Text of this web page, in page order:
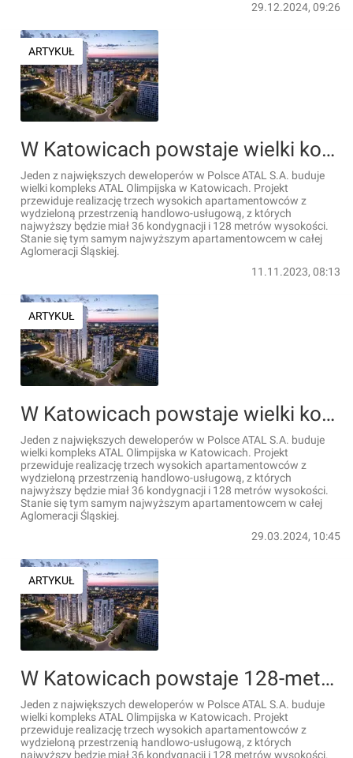
29.12.2024, 09:26
ARTYKUŁ
W Katowicach powstaje wielki kompleks ATAL Olimpijska ze 128-metrowym wieżowcem [FILMY+WIZUALIZACJE]
Jeden z największych deweloperów w Polsce ATAL S.A. buduje
wielki kompleks ATAL Olimpijska w Katowicach. Projekt
przewiduje realizację trzech wysokich apartamentowców z
wydzieloną przestrzenią handlowo-usługową, z których
najwyższy będzie miał 36 kondygnacji i 128 metrów wysokości.
Stanie się tym samym najwyższym apartamentowcem w całej
Aglomeracji Śląskiej.
11.11.2023, 08:13
ARTYKUŁ
W Katowicach powstaje wielki kompleks ATAL Olimpijska ze 128-metrowym wieżowcem [FILM+WiZUALIZACJE]
Jeden z największych deweloperów w Polsce ATAL S.A. buduje
wielki kompleks ATAL Olimpijska w Katowicach. Projekt
przewiduje realizację trzech wysokich apartamentowców z
wydzieloną przestrzenią handlowo-usługową, z których
najwyższy będzie miał 36 kondygnacji i 128 metrów wysokości.
Stanie się tym samym najwyższym apartamentowcem w całej
Aglomeracji Śląskiej.
29.03.2024, 10:45
ARTYKUŁ
W Katowicach powstaje 128-metrowy wieżowiec ATAL Olimpijska [FILM+WIZUALIZACJE]
Jeden z największych deweloperów w Polsce ATAL S.A. buduje
wielki kompleks ATAL Olimpijska w Katowicach. Projekt
przewiduje realizację trzech wysokich apartamentowców z
wydzieloną przestrzenią handlowo-usługową, z których
najwyższy będzie miał 36 kondygnacji i 128 metrów wysokości.